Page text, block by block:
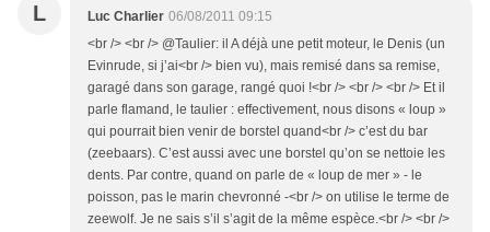
L Luc Charlier 06/08/2011 09:15
<br /> <br /> @Taulier: il A déjà une petit moteur, le Denis (un
Evinrude, si j’ai<br /> bien vu), mais remisé dans sa remise,
garagé dans son garage, rangé quoi !<br /> <br /> <br /> Et il
parle flamand, le taulier : effectivement, nous disons « loup »
qui pourrait bien venir de borstel quand<br /> c’est du bar
(zeebaars). C’est aussi avec une borstel qu’on se nettoie les
dents. Par contre, quand on parle de « loup de mer » - le
poisson, pas le marin chevronné -<br /> on utilise le terme de
zeewolf. Je ne sais s’il s’agit de la même espèce.<br /> <br />